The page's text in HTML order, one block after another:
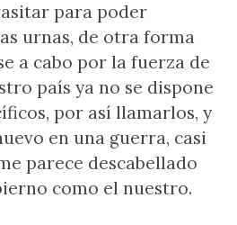
para poder
urnas, de otra forma
a cabo por la fuerza de
país ya no se dispone
por así llamarlos, y
en una guerra, casi
parece descabellado
como el nuestro.